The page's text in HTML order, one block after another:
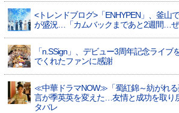
<トレンドブログ>「ENHYPEN」、釜山
が盛況…「カムバックまであと2週間…ぜ
「n.SSign」、デビュー3周年記念ライ
でくれたファンに感謝
≪中華ドラマNOW≫「蜀紅錦～紡がれる
言が季英英を変えた…友情と成功を取り
タバレ